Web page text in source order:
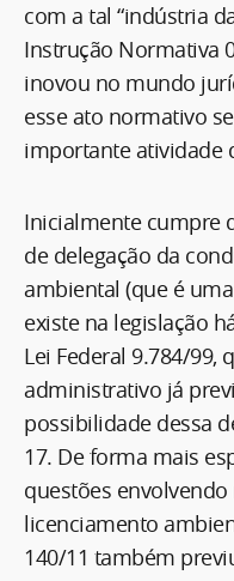
com a tal “indústria
Instrução Normativa
inovou no mundo
esse ato normativo
importante atividade
Inicialmente cumpre
de delegação da
ambiental (que é
existe na legislação
Lei Federal 9.784/99,
administrativo já
possibilidade dessa
17. De forma mais
questões
licenciamento
140/11 também